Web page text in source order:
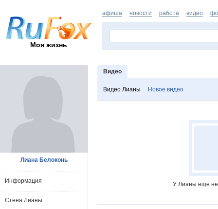
Моя жизнь
афиша новости работа видео
Видео
Видео Лианы Новое видео
У Лианы ещё
Лиана Белоконь
Информация
Стена Лианы